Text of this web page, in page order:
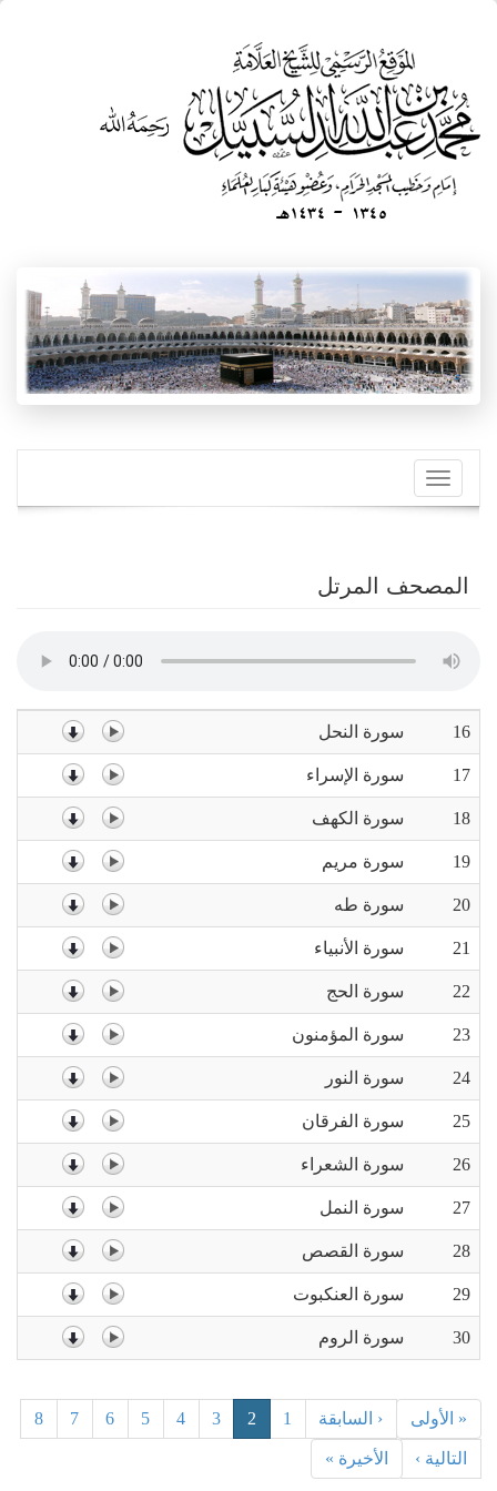
Toggle
navigation
المصحف المرتل
16 سورة النحل
17 سورة الإسراء
18 سورة الكهف
19 سورة مريم
20 سورة طه
21 سورة الأنبياء
22 سورة الحج
23 سورة المؤمنون
24 سورة النور
25 سورة الفرقان
26 سورة الشعراء
27 سورة النمل
28 سورة القصص
29 سورة العنكبوت
30 سورة الروم
« الأولى ‹ السابقة 1
2
3
4
5
6
7
8
التالية › الأخيرة »